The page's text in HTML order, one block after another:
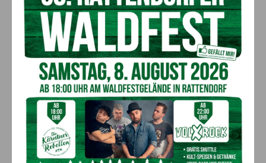
AKTUELLES
Kirchtag in St. Lorenzen
Aktuell 6. August 2026
50 Liter Kraftstoff ausgetreten:
Feuerwehreinsatz in Möderndorf
Aktuell 5. August 2026